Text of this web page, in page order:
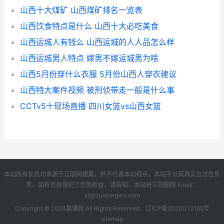
山西十大煤矿 山西煤矿排名一览表
山西饮食特点是什么 山西十大必吃美食
山西运城人有钱么 山西运城的人人品怎么样
山西运城男人特点 嫁男不嫁运城男为啥
山西5月份穿什么衣服 5月份山西人穿衣建议
山西特大案件视频 被刑侦带走一般是什么事
CCTv5十现场直播 四川女篮vs山西女篮
本站所有信息均来源于互联网搜集，并不代表本站观点，本站不对其真实合法性负
责。如有信息侵犯了您的权益，请告知，本站将立刻删除 Email：
kf@zuidongwo.com
Copyright © 2024最懂我All Rights Reserved. 辽ICP备2020013165号
sitemap